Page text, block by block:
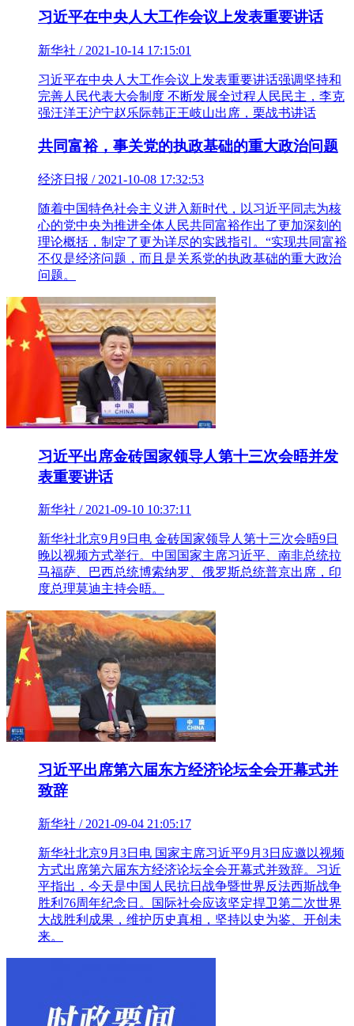
习近平在中央人大工作会议上发表重要讲话
新华社 / 2021-10-14 17:15:01
习近平在中央人大工作会议上发表重要讲话强调坚持和
完善人民代表大会制度 不断发展全过程人民民主，李克
强汪洋王沪宁赵乐际韩正王岐山出席，栗战书讲话
共同富裕，事关党的执政基础的重大政治问题
经济日报 / 2021-10-08 17:32:53
随着中国特色社会主义进入新时代，以习近平同志为核
心的党中央为推进全体人民共同富裕作出了更加深刻的
理论概括，制定了更为详尽的实践指引。“实现共同富裕
不仅是经济问题，而且是关系党的执政基础的重大政治
问题。
习近平出席金砖国家领导人第十三次会晤并发
表重要讲话
新华社 / 2021-09-10 10:37:11
新华社北京9月9日电 金砖国家领导人第十三次会晤9日
晚以视频方式举行。中国国家主席习近平、南非总统拉
马福萨、巴西总统博索纳罗、俄罗斯总统普京出席，印
度总理莫迪主持会晤。
习近平出席第六届东方经济论坛全会开幕式并
致辞
新华社 / 2021-09-04 21:05:17
新华社北京9月3日电 国家主席习近平9月3日应邀以视频
方式出席第六届东方经济论坛全会开幕式并致辞。习近
平指出，今天是中国人民抗日战争暨世界反法西斯战争
胜利76周年纪念日。国际社会应该坚定捍卫第二次世界
大战胜利成果，维护历史真相，坚持以史为鉴、开创未
来。